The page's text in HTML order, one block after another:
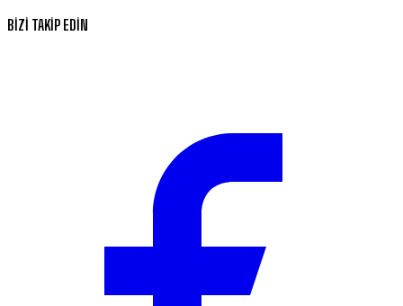
BİZİ TAKİP EDİN